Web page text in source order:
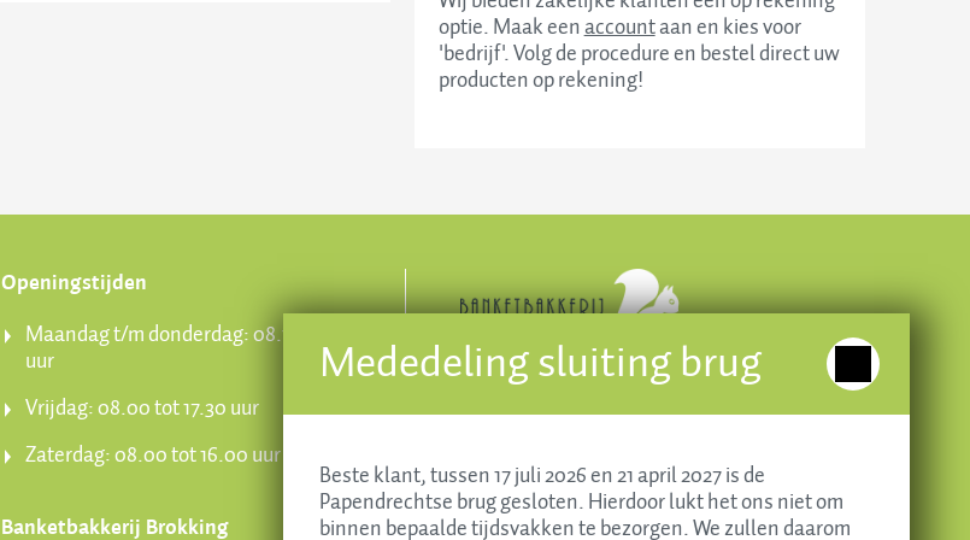
optie. Maak eenaccountaan en kies voor
'bedrijf'. Volg de procedure en bestel direct uw
producten op rekening!
Openingstijden
Maandag t/m donderdag: 08.15 tot 17.30
uur
Vrijdag: 08.00 tot 17.30 uur
Zaterdag: 08.00 tot 16.00 uur
Banketbakkerij Brokking
Mededeling sluiting brug
Beste klant, tussen 17 juli 2026 en 21 april 2027 is de
Papendrechtse brug gesloten. Hierdoor lukt het ons niet om
binnen bepaalde tijdsvakken te bezorgen. We zullen daarom